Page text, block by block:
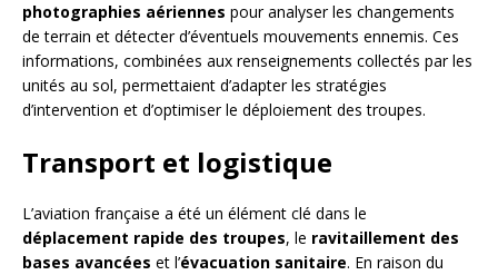
photographies aériennes pour analyser les changements
de terrain et détecter d’éventuels mouvements ennemis. Ces
informations, combinées aux renseignements collectés par les
unités au sol, permettaient d’adapter les stratégies
d’intervention et d’optimiser le déploiement des troupes.
Transport et logistique
L’aviation française a été un élément clé dans le
déplacement rapide des troupes, le ravitaillement des
bases avancées et l’évacuation sanitaire. En raison du